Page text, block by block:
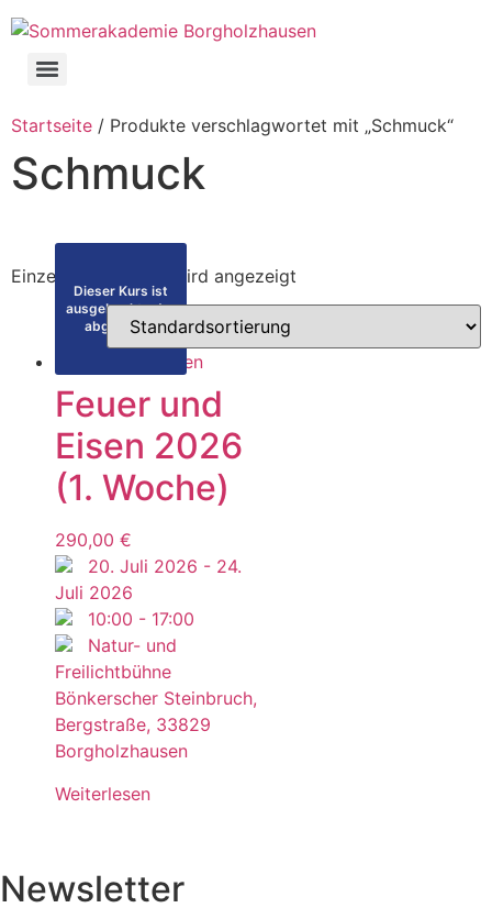
Startseite / Produkte verschlagwortet mit „Schmuck“
Schmuck
Filter nach Woche
1. Woche(7)
2. Woche(5)
Einzelnes Ergebnis wird angezeigt
Dieser Kurs ist
ausgebucht oder
abgelaufen
Feuer und
Eisen 2026
(1. Woche)
290,00 €
20. Juli 2026 - 24.
Juli 2026
10:00 - 17:00
Natur- und
Freilichtbühne
Bönkerscher Steinbruch,
Bergstraße, 33829
Borgholzhausen
Weiterlesen
Newsletter